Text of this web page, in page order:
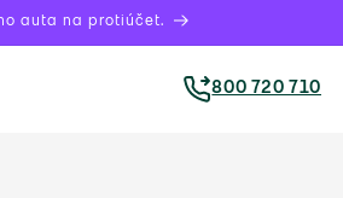
auta na protiúčet.
800 720 710